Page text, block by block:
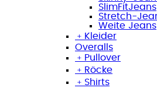
SlimFitJeans
Stretch-
Weite Jeans
﹢ Kleider
Overalls
﹢ Pullover
﹢ Röcke
﹢ Shirts